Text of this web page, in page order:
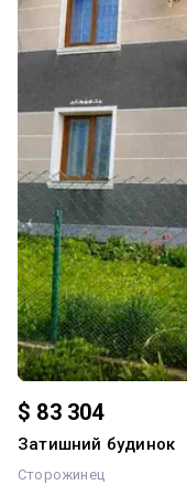
об’єкт привабливим
заміського відпочинку
земельна ділянка,
для облаштування будинку своєї
Роздільний. Система
чистову обробку.
підвал, Ванна, Гараж,
Асфальтована дорога,
$ 83 304
Затишний будинок
Сторожинец